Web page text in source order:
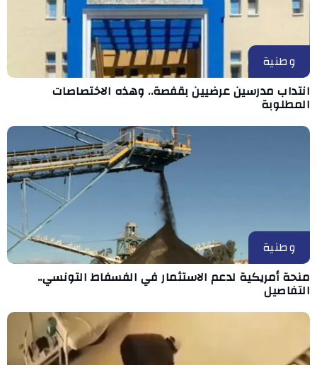
وطنية
انتداب مدرسين عرضيين بقفصة.. وهذه الاختصاصات
المطلوبة
وطنية
منحة أمريكية لدعم الاستثمار في الفسفاط التونسي..
التفاصيل